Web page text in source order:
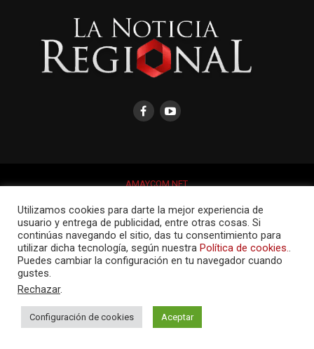
AMAYCOM.NET
Utilizamos cookies para darte la mejor experiencia de
usuario y entrega de publicidad, entre otras cosas. Si
continúas navegando el sitio, das tu consentimiento para
utilizar dicha tecnología, según nuestra Política de cookies..
Puedes cambiar la configuración en tu navegador cuando
gustes.
Rechazar.
Configuración de cookies Aceptar